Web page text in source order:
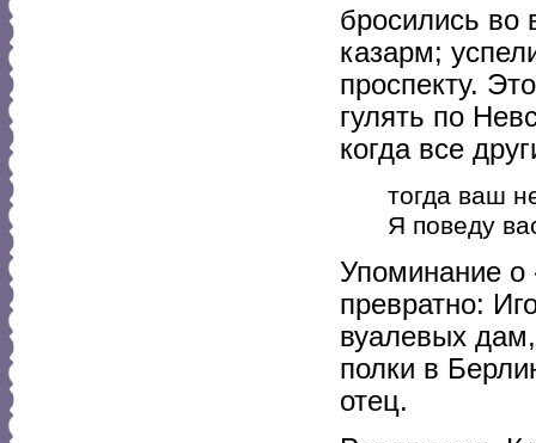
бросились во
казарм;
проспекту.
гулять по
когда все
тогда ваш
Я поведу
Упоминание о
превратно:
вуалевых
полки в
отец.